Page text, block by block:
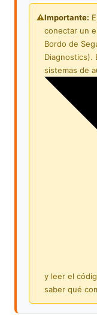
⚠️Importante:
conectar un
Bordo de
Diagnostics).
sistemas de
y leer el
saber qué